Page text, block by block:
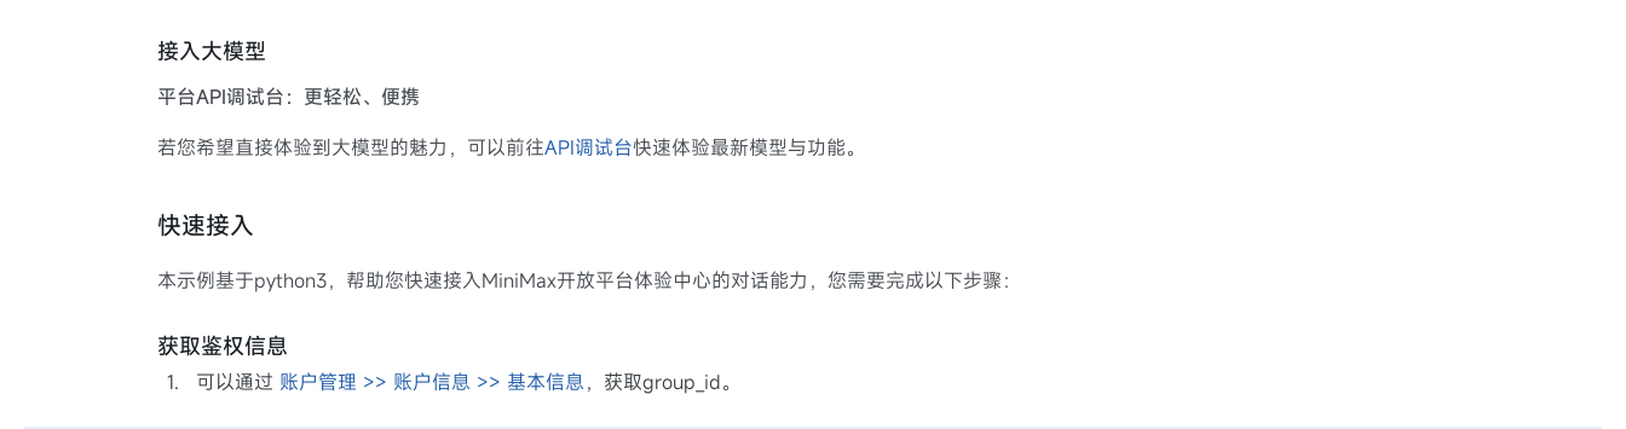
接入大模型
平台API调试台：更轻松、便携
若您希望直接体验到大模型的魅力，可以前往API调试台快速体验最新模型与功能。
快速接入
本示例基于python3，帮助您快速接入MiniMax开放平台体验中心的对话能力，您需要完成以下步骤：
获取鉴权信息
1. 可以通过 账户管理 >> 账户信息 >> 基本信息，获取group_id。